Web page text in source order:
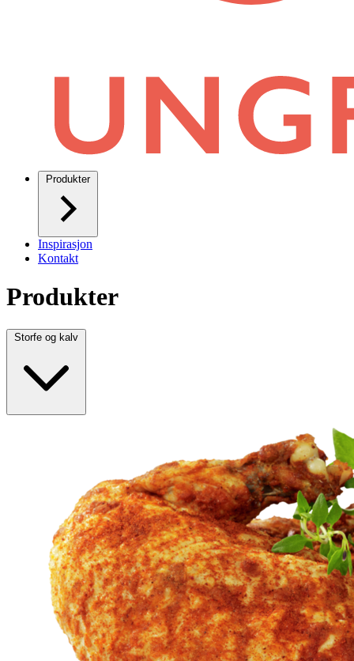
Produkter
Inspirasjon
Kontakt
Produkter
Storfe og kalv